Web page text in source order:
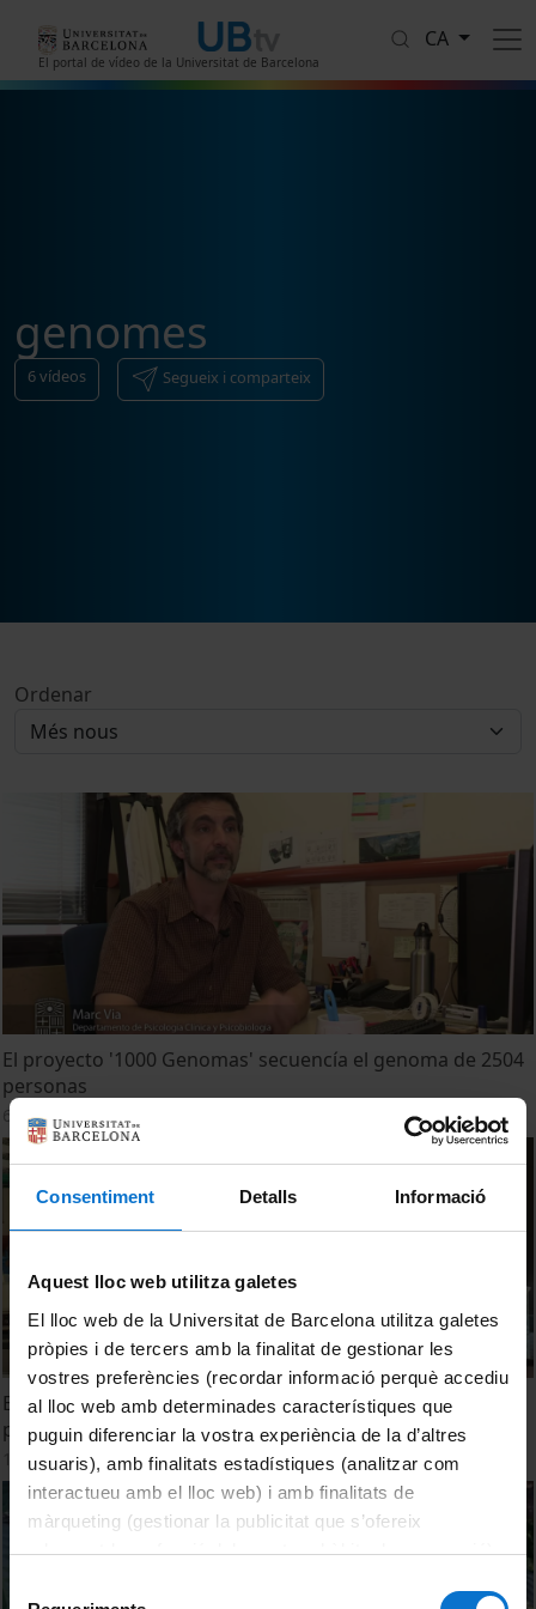
Consentiment Detalls Informació
Aquest lloc web utilitza galetes
El lloc web de la Universitat de Barcelona utilitza galetes
pròpies i de tercers amb la finalitat de gestionar les
vostres preferències (recordar informació perquè accediu
al lloc web amb determinades característiques que
puguin diferenciar la vostra experiència de la d’altres
usuaris), amb finalitats estadístiques (analitzar com
interactueu amb el lloc web) i amb finalitats de
màrqueting (gestionar la publicitat que s’ofereix
adequant-la en funció dels vostres hàbits de navegació).
El portal de vídeo de la Universitat de Barcelona
CA
genomes
6vídeos Segueix i comparteix
Ordenar
El proyecto '1000 Genomas' secuencía el genoma de 2504
personas
6 desembre, 2016
El projecte '1000 Genomes' seqüencia el genoma de 2504
persones
1 desembre, 2016